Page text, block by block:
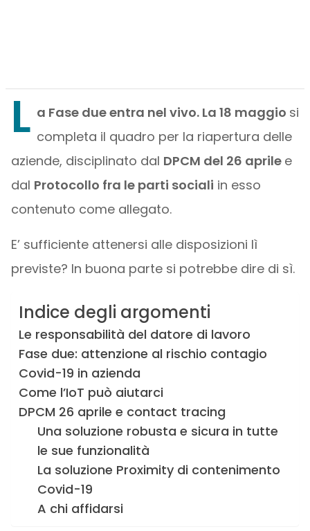
L a Fase due entra nel vivo. La 18 maggio si
completa il quadro per la riapertura delle
aziende, disciplinato dal DPCM del 26 aprile e
dal Protocollo fra le parti sociali in esso
contenuto come allegato.
E’ sufficiente attenersi alle disposizioni lì
previste? In buona parte si potrebbe dire di sì.
Indice degli argomenti
Le responsabilità del datore di lavoro
Fase due: attenzione al rischio contagio
Covid-19 in azienda
Come l’IoT può aiutarci
DPCM 26 aprile e contact tracing
Una soluzione robusta e sicura in tutte
le sue funzionalità
La soluzione Proximity di contenimento
Covid-19
A chi affidarsi